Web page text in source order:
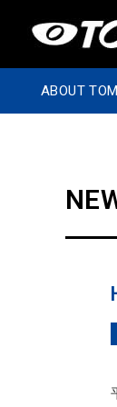
ABOUT